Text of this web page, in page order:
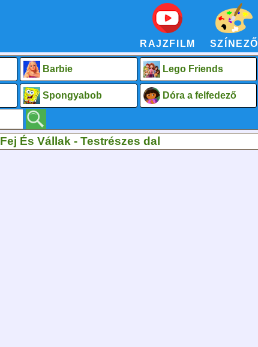
RAJZFILM SZÍNEZŐ
Barbie Lego Friends
Spongyabob Dóra a felfedező
Fej És Vállak - Testrészes dal